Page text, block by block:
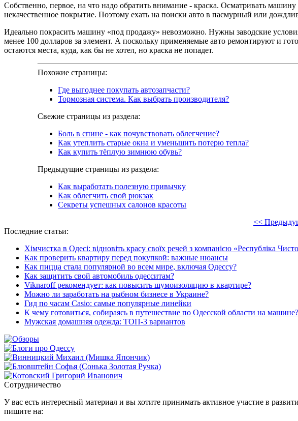
Собственно, первое, на что надо обратить внимание - краска. Осматривать
некачественное покрытие. Поэтому ехать на поиски авто в пасмурный или
Идеально покрасить машину «под продажу» невозможно. Нужны заводские
менее 100 долларов за элемент. А поскольку применяемые авто ремонтируют и
остаются места, куда, как бы не хотел, но краска не попадет.
Похожие страницы:
Где выгоднее покупать автозапчасти?
Тормозная система. Как выбрать производителя?
Свежие страницы из раздела:
Боль в спине - как почувствовать облегчение?
Как утеплить старые окна и уменьшить потерю тепла?
Как купить тёплую зимнюю обувь?
Предыдущие страницы из раздела:
Как выработать полезную привычку
Как облегчить свой рюкзак
Секреты успешных салонов красоты
<<
Последние статьи:
Хімчистка в Одесі: відновіть красу своїх речей з компанією «Республіка
Как проверить квартиру перед покупкой: важные нюансы
Как пицца стала популярной во всем мире, включая Одессу?
Как защитить свой автомобиль одесситам?
Viknaroff рекомендует: как повысить шумоизоляцию в квартире?
Можно ли заработать на рыбном бизнесе в Украине?
Гид по часам Casio: самые популярные линейки
К чему готовиться, собираясь в путешествие по Одесской области на машине?
Мужская домашняя одежда: ТОП-3 вариантов
Сотрудничество
У вас есть интересный материал и вы хотите принимать активное участие в
пишите на: